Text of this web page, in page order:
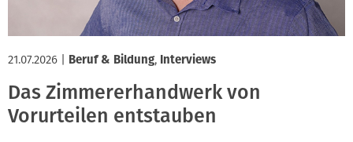
21.07.2026 Beruf & Bildung, Interviews
Das Zimmererhandwerk von
Vorurteilen entstauben